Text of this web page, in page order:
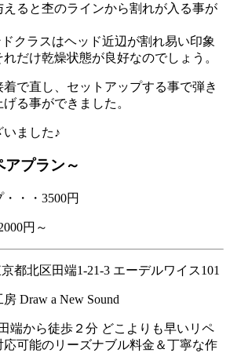
ると杢のラインから割れが入る事が
クラスはヘッド近辺が割れ易い印象
だけ乾燥状態が良好なのでしょう。
で直し、セットアップする事で弾き
る事ができました。
いました♪
アプラン～
・・・3500円
円～
都北区田端1-21-3 エーデルワイス101
Draw a New Sound
端から徒歩２分 どこよりも早いリペ
応可能のリーズナブル料金＆丁寧な作